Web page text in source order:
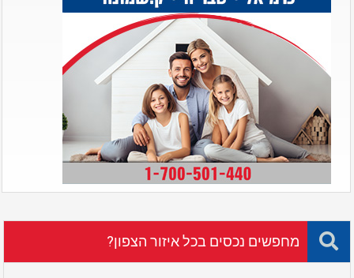
מחפשים נכסים בכל איזור הצפון?